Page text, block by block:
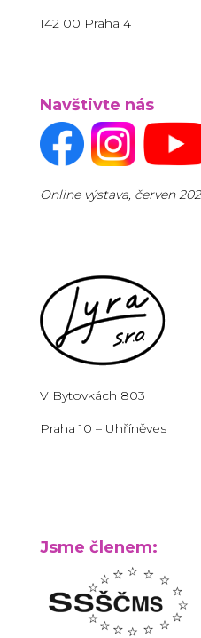
142 00 Praha 4
Navštivte nás
Online výstava, červen
V Bytovkách 803
Praha 10 – Uhříněves
Jsme členem: